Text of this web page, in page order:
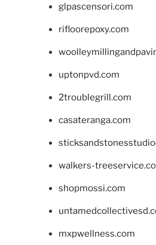
glpascensori.com
rifloorepoxy.com
uptonpvd.com
2troublegrill.com
casateranga.com
walkers-
shopmossi.com
mxpwellness.com